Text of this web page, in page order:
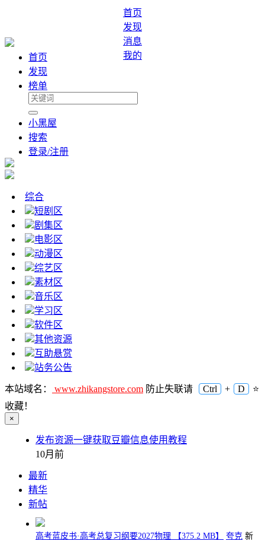
首页
发现
消息
我的
首页
发现
榜单
小黑屋
搜索
登录/注册
综合
短剧区
剧集区
电影区
动漫区
综艺区
素材区
音乐区
学习区
软件区
其他资源
互助悬赏
站务公告
本站域名： www.zhikangstore.com 防止失联请 Ctrl + D
⭐
收藏！
×
发布资源一键获取豆瓣信息使用教程
10月前
最新
精华
新帖
高考蓝皮书·高考总复习纲要2027物理 【375.2 MB】 夸克 新